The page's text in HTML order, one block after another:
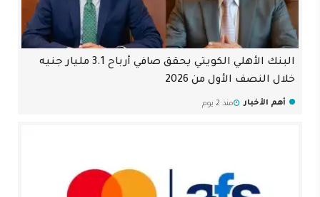
البنك الأهلي الكويتي يحقق صافي أرباح 3.1 مليار جنيه
خلال النصف الأول من 2026
أهم الأخبار منذ 2 يوم